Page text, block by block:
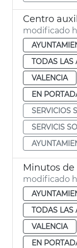
modificado
TODAS LAS
VALENCIA
EN
SERVICIOS
SERVICIS
modificado
TODAS LAS
VALENCIA
EN